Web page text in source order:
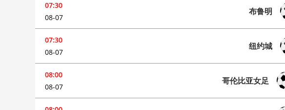
07:30
08-07
布鲁明
07:30
08-07
纽约城
08:00
08-07
哥伦比亚女足